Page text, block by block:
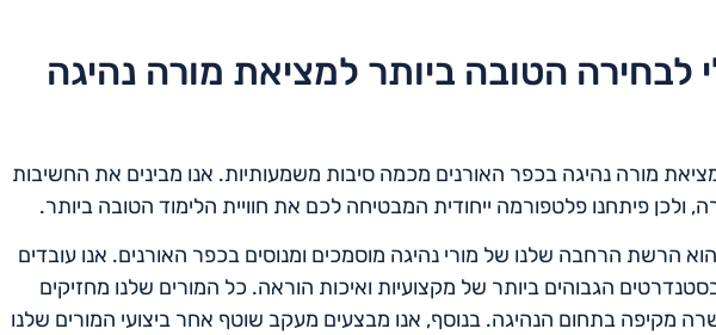
לבחירה הטובה ביותר למציאת מורה נהיגה
מורה נהיגה בכפר האורנים מכמה סיבות משמעותיות. אנו מבינים את החשיבות
פיתחנו פלטפורמה ייחודית המבטיחה לכם את חוויית הלימוד הטובה ביותר.
הרשת הרחבה שלנו של מורי נהיגה מוסמכים ומנוסים בכפר האורנים. אנו עובדים
הגבוהים ביותר של מקצועיות ואיכות הוראה. כל המורים שלנו מחזיקים
מקיפה בתחום הנהיגה. בנוסף, אנו מבצעים מעקב שוטף אחר ביצועי המורים שלנו